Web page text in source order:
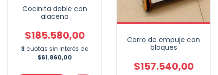
Cocinita doble con
alacena
$185.580,00
3 cuotas sin interés de
$61.860,00
Carro de empuje con
bloques
$157.540,00